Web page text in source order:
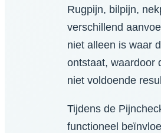
Rugpijn, bilpijn,
verschillend
niet alleen is waar
ontstaat, waardoor
niet voldoende
Tijdens de
functioneel